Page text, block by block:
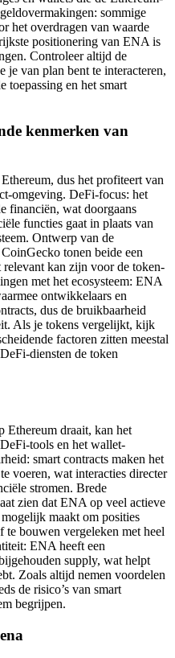
sommige
het overdragen van waarde
positionering van ENA is
Controleer altijd de
je van plan bent te interacteren,
toepassing en het smart
kenmerken van
dus het profiteert van
omgeving. DeFi-focus: het
financiën, wat doorgaans
functies gaat in plaats van
Ontwerp van de
tonen beide een
kan zijn voor de token-
met het ecosysteem: ENA
ontwikkelaars en
dus de bruikbaarheid
Als je tokens vergelijkt, kijk
factoren zitten meestal
diensten de token
Ethereum draait, kan het
tools en het wallet-
smart contracts maken het
voeren, wat interacties directer
stromen. Brede
zien dat ENA op veel actieve
maakt om posities
te bouwen vergeleken met heel
ENA heeft een
supply, wat helpt
Zoals altijd nemen voordelen
de risico’s van smart
begrijpen.